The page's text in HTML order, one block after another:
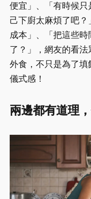
便宜」、「有時候只
己下廚太麻煩了吧
成本」、「把這些
了？」，網友的看
外食，不只是為了
儀式感！
兩邊都有道理